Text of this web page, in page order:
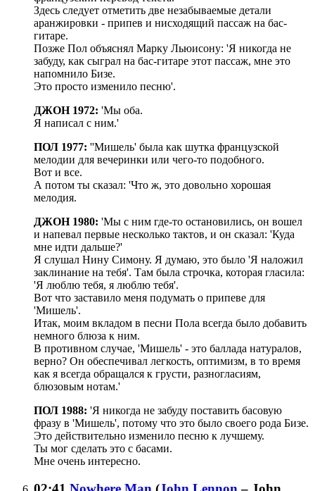
Здесь следует отметить две незабываемые детали
аранжировки - припев и нисходящий пассаж на бас-
гитаре.
Позже Пол объяснял Марку Льюисону: 'Я никогда не
забуду, как сыграл на бас-гитаре этот пассаж, мне это
напомнило Бизе.
Это просто изменило песню'.
ДЖОН 1972: 'Мы оба.
Я написал с ним.'
ПОЛ 1977: ''Мишель' была как шутка французской
мелодии для вечеринки или чего-то подобного.
Вот и все.
А потом ты сказал: 'Что ж, это довольно хорошая
мелодия.
ДЖОН 1980: 'Мы с ним где-то остановились, он вошел
и напевал первые несколько тактов, и он сказал: 'Куда
мне идти дальше?'
Я слушал Нину Симону. Я думаю, это было 'Я наложил
заклинание на тебя'. Там была строчка, которая гласила:
'Я люблю тебя, я люблю тебя'.
Вот что заставило меня подумать о припеве для
'Мишель'.
Итак, моим вкладом в песни Пола всегда было добавить
немного блюза к ним.
В противном случае, 'Мишель' - это баллада натуралов,
верно? Он обеспечивал легкость, оптимизм, в то время
как я всегда обращался к грусти, разногласиям,
блюзовым нотам.'
ПОЛ 1988: 'Я никогда не забуду поставить басовую
фразу в 'Мишель', потому что это было своего рода Бизе.
Это действительно изменило песню к лучшему.
Ты мог сделать это с басами.
Мне очень интересно.